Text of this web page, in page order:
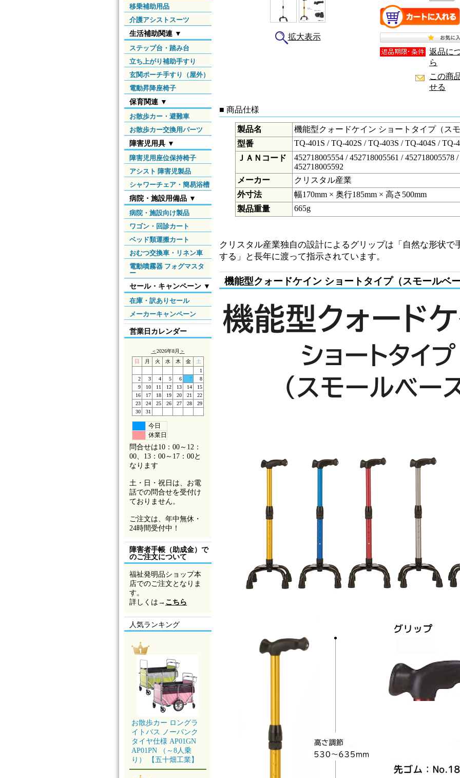
移乗補助用品
介護アシストスーツ
生活補助関連 ▼
ステップ台・踏み台
立ち上がり補助手すり
玄関ポーチ手すり（屋外）
電動昇降座椅子
保育関連 ▼
お散歩カー・避難車
お散歩カー交換用パーツ
障害児用具 ▼
障害児用座位保持椅子
アシスト 障害児製品
シャワーチェア・簡易浴槽
病院・施設用備品 ▼
病院・施設向け製品
ワゴン・回診カート
ベッド類運搬カート
おむつ交換車・リネン車
電動噴霧器 フォグマスタ
ー
セール・キャンペーン ▼
在庫・訳ありセール
メーカーキャンペーン
営業日カレンダー
＜2026年8月 ＞
日
月 火 水 木 金
土
1
2
3 4 5 6 7
8
9
10 11 12 13 14
15
16
17 18 19 20 21
22
23
24 25 26 27 28
29
30
31
今日
休業日
問合せは10：00～12：
00、13：00～17：00と
なります
土・日・祝日は、お電
話での問合せを受付け
ておりません。
ご注文は、年中無休・
24時間受付中！
障害者手帳（助成金）で
のご注文について
福祉発明品ショップ本
店でのご注文となりま
す。
詳しくは→ こちら
人気ランキング
お散歩カー ロングラ
イトバス ノーパンク
タイヤ仕様 AP01GN
AP01PN （～8人乗
り） 【五十畑工業】
拡大表示
返品に
ら
この商
せる
■ 商品仕様
製品名
機能型クォードケイン ショートタイプ（ス
型番
TQ-401S / TQ-402S / TQ-403S / TQ-404S / TQ-
ＪＡＮコード
452718005554 / 452718005561 / 452718005578
452718005592
メーカー
クリスタル産業
外寸法
幅170mm × 奥行185mm × 高さ500mm
製品重量
665g
クリスタル産業独自の設計によるグリップは「自然な形状で
する」と長年に渡って指示されています。
機能型クォードケイン ショートタイプ（スモールベ